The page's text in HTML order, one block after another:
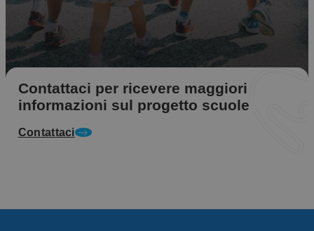
Contattaci per ricevere maggiori
informazioni sul progetto scuole
Contattaci